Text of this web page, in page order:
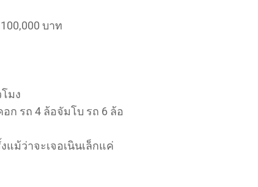
บาท
มง
ก รถ 4 ล้อจัมโบ รถ 6 ล้อ
ม้ว่าจะเจอเนินเล็กแค่